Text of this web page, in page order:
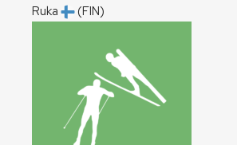
Ruka
(FIN)